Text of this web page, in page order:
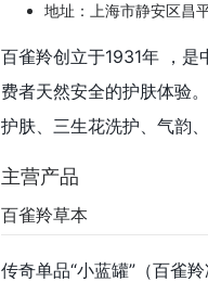
地址：上海市静安区昌
百雀羚创立于1931年 ，
费者天然安全的护肤体验
护肤、三生花洗护、气韵
主营产品
百雀羚草本
传奇单品“小蓝罐”（百雀